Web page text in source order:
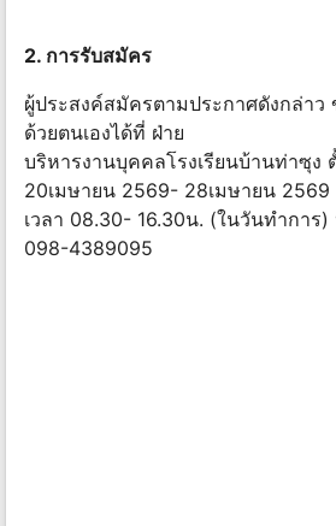
2. การรับสมัคร
ผู้ประสงค์สมัครตามประกาศดังกล่าว
ด้วยตนเองได้ที่ ฝ่าย
บริหารงานบุคคลโรงเรียนบ้านท่าซุง
20เมษายน 2569- 28เมษายน 2569
เวลา 08.30- 16.30น. (ในวันทำการ
098-4389095